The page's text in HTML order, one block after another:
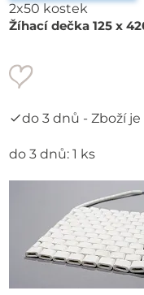
2x50 kostek
Žíhací dečka 125 x
do 3 dnů - Zboží
do 3 dnů: 1 ks